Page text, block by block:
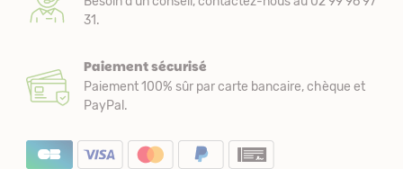
31.
Paiement sécurisé
Paiement 100% sûr par carte bancaire, chèque et
PayPal.